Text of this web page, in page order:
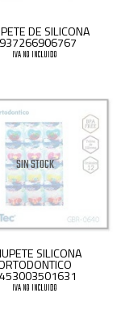
DE SILICONA
IVA NO INCLUIDO
SIN STOCK
SILICONA
IVA NO INCLUIDO